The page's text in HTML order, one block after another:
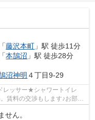
「藤沢本町 」駅 徒歩11分
「本鵠沼 」駅 徒歩28分
沼神明 ４丁目9-29
ッサー★シャワートイレ
料の交渉もします♪お部屋
藤沢...
せん。